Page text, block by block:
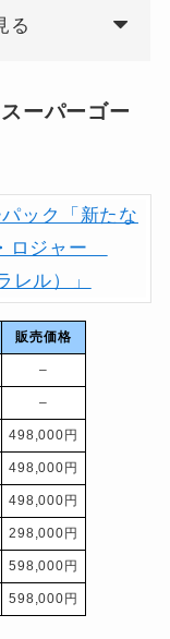
る
ーパーゴー
販売価格
–
–
498,000円
498,000円
498,000円
298,000円
598,000円
598,000円